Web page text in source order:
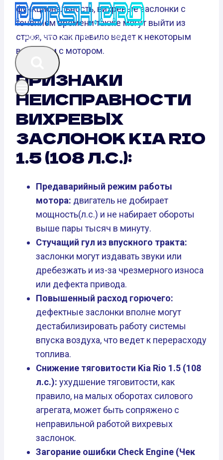
функциональность, вихревые заслонки с
течением времени также могут выйти из
строя, что как правило ведет к некоторым
вопросам с мотором.
ПРИЗНАКИ
НЕИСПРАВНОСТИ
ВИХРЕВЫХ
ЗАСЛОНОК KIA RIO
1.5 (108 Л.С.):
Предаварийный режим работы
мотора: двигатель не добирает
мощность(л.с.) и не набирает обороты
выше пары тысяч в минуту.
Стучащий гул из впускного тракта:
заслонки могут издавать звуки или
дребезжать и из-за чрезмерного износа
или дефекта привода.
Повышенный расход горючего:
дефектные заслонки вполне могут
дестабилизировать работу системы
впуска воздуха, что ведет к перерасходу
топлива.
Снижение тяговитости Kia Rio 1.5 (108
л.с.): ухудшение тяговитости, как
правило, на малых оборотах силового
агрегата, может быть сопряжено с
неправильной работой вихревых
заслонок.
Загорание ошибки Check Engine (Чек